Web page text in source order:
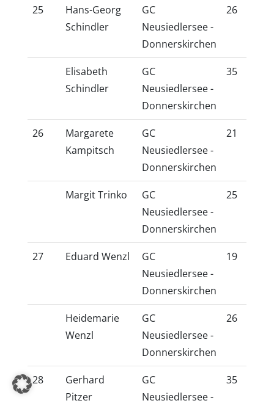
25
Hans-Georg
Schindler
GC
Neusiedlersee -
Donnerskirchen
26
Elisabeth
Schindler
GC
Neusiedlersee -
Donnerskirchen
35
26
Margarete
Kampitsch
GC
Neusiedlersee -
Donnerskirchen
21
Margit Trinko
GC
Neusiedlersee -
Donnerskirchen
25
27 Eduard Wenzl
GC
Neusiedlersee -
Donnerskirchen
19
Heidemarie
Wenzl
GC
Neusiedlersee -
Donnerskirchen
26
28
Gerhard
Pitzer
GC
Neusiedlersee -
35